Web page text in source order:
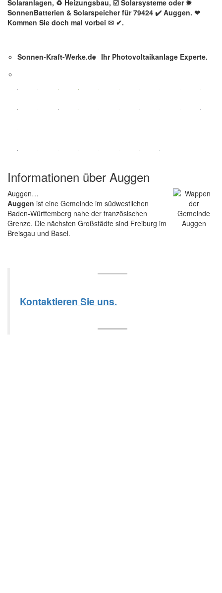
Solaranlagen, ♻ Heizungsbau, ☑️ Solarsysteme oder ✹
SonnenBatterien & Solarspeicher für 79424 ✔️ Auggen. ❤
Kommen Sie doch mal vorbei ✉ ✔.
Sonnen-Kraft-Werke.de Ihr Photovoltaikanlage Experte.
Informationen über Auggen
Auggen…
Auggen ist eine Gemeinde im südwestlichen
Baden-Württemberg nahe der französischen
Grenze. Die nächsten Großstädte sind Freiburg im
Breisgau und Basel.
Kontaktieren Sie uns.